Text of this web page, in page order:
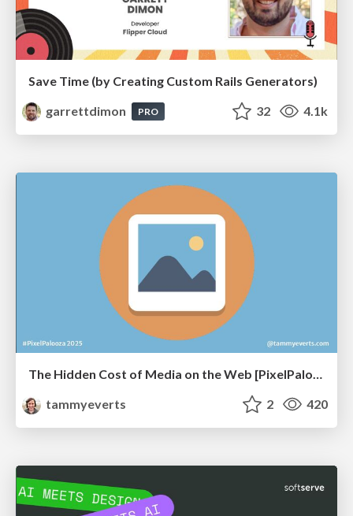
Save Time (by Creating Custom Rails Generators)
garrettdimon
PRO 32 4.1k
The Hidden Cost of Media on the Web [PixelPalooza 2025]
tammyeverts
2 420